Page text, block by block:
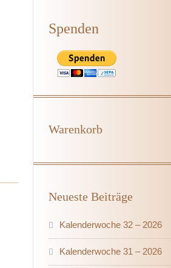
Spenden
Warenkorb
Neueste Beiträge
Kalenderwoche 32 – 2026
Kalenderwoche 31 – 2026